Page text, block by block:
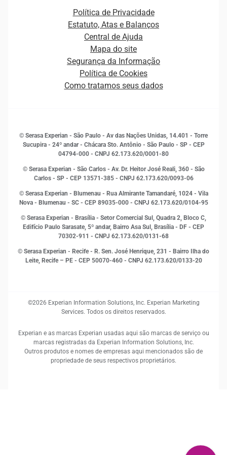
Plataformas e Motores de decisão
Curso Gratuito de Saúde Financeira
Empreendedorismo
Estudos e Pesquisas
Inovação e Tecnologia
Leis e impostos
Marketing
Open Finance
Proteção de Dados
Sustentabilidade Corporativa
Distribuidores e representantes
Estrutura Organizacional
Sala de Imprensa
Política de Privacidade
Estatuto, Atas e Balanços
Central de Ajuda
Mapa do site
Segurança da Informação
Política de Cookies
Como tratamos seus dados
© Serasa Experian - São Paulo - Av das Nações Unidas, 14.401 - Torre
Sucupira - 24º andar - Chácara Sto. Antônio - São Paulo - SP - CEP
04794-000 - CNPJ 62.173.620/0001-80
© Serasa Experian - São Carlos - Av. Dr. Heitor José Reali, 360 - São
Carlos - SP - CEP 13571-385 - CNPJ 62.173.620/0093-06
© Serasa Experian - Blumenau - Rua Almirante Tamandaré, 1024 - Vila
Nova - Blumenau - SC - CEP 89035-000 - CNPJ 62.173.620/0104-95
© Serasa Experian - Brasília - Setor Comercial Sul, Quadra 2, Bloco C,
Edifício Paulo Sarasate, 5º andar, Bairro Asa Sul, Brasília - DF - CEP
70302-911 - CNPJ 62.173.620/0131-68
© Serasa Experian - Recife - R. Sen. José Henrique, 231 - Bairro Ilha do
Leite, Recife – PE - CEP 50070-460 - CNPJ 62.173.620/0133-20
©2026 Experian Information Solutions, Inc. Experian Marketing
Services. Todos os direitos reservados.
Experian e as marcas Experian usadas aqui são marcas de serviço ou
marcas registradas da Experian Information Solutions, Inc.
Outros produtos e nomes de empresas aqui mencionados são de
propriedade de seus respectivos proprietários.